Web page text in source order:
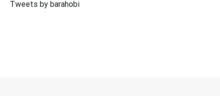
Tweets by barahobi